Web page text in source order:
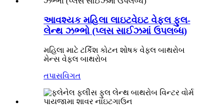
આવશ્યક મહિલા લાઇટવેઇટ વેફલ ફુલ-
લેન્થ ઝભ્ભો (પ્લસ સાઈઝમાં ઉપલબ્ધ)
મહિલા માટે ટર્કિશ કોટન શોષક વેફલ બાથરોબ
મેન્સ વેફલ બાથરોબ
તપાસવિગત